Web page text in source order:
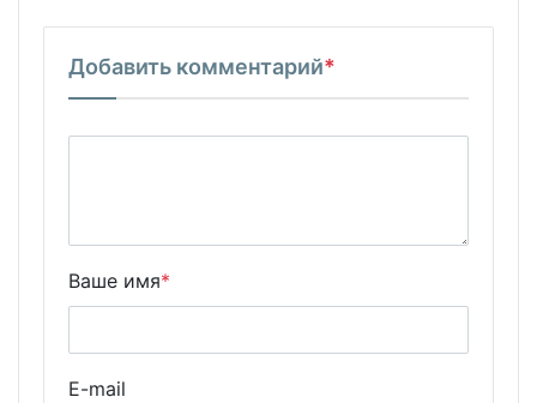
Добавить комментарий*
Ваше имя*
E-mail